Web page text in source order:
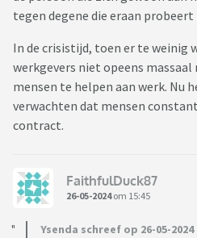
tegen degene die eraan
In de crisistijd, toen er te weinig
werkgevers niet opeens
mensen te helpen aan werk. Nu
verwachten dat mensen
contract.
FaithfulDuck87
26-05-2024om 15:45
Ysenda schreef op 26-05-2024